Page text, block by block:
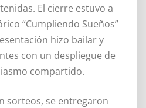
El cierre estuvo a
“Cumpliendo Sueños”
hizo bailar y
con un despliegue de
compartido.
sorteos, se entregaron